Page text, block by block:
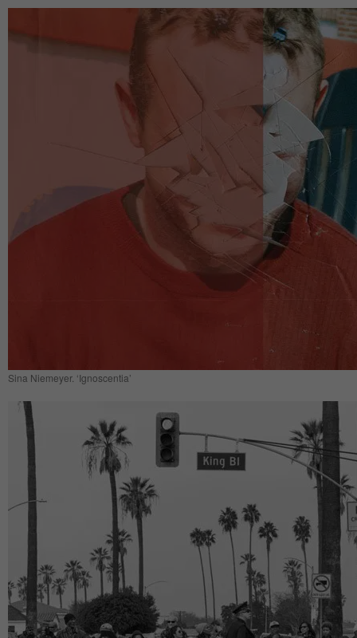
Sina Niemeyer. ‘Ignoscentia’